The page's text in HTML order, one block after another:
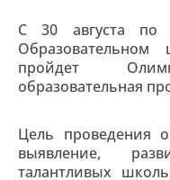
С 30 августа по
пройдет
образовательная
Цель проведения
выявление,
талантливых